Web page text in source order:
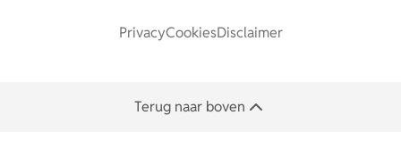
PrivacyCookiesDisclaimer
Terug naar boven